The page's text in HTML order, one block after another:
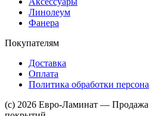
Линолеум
Фанера
Покупателям
Доставка
Оплата
Политика обработки
(c) 2026 Евро-Ламинат —